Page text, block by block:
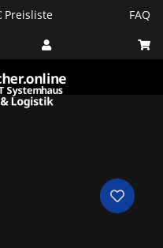
Preisliste
FAQ